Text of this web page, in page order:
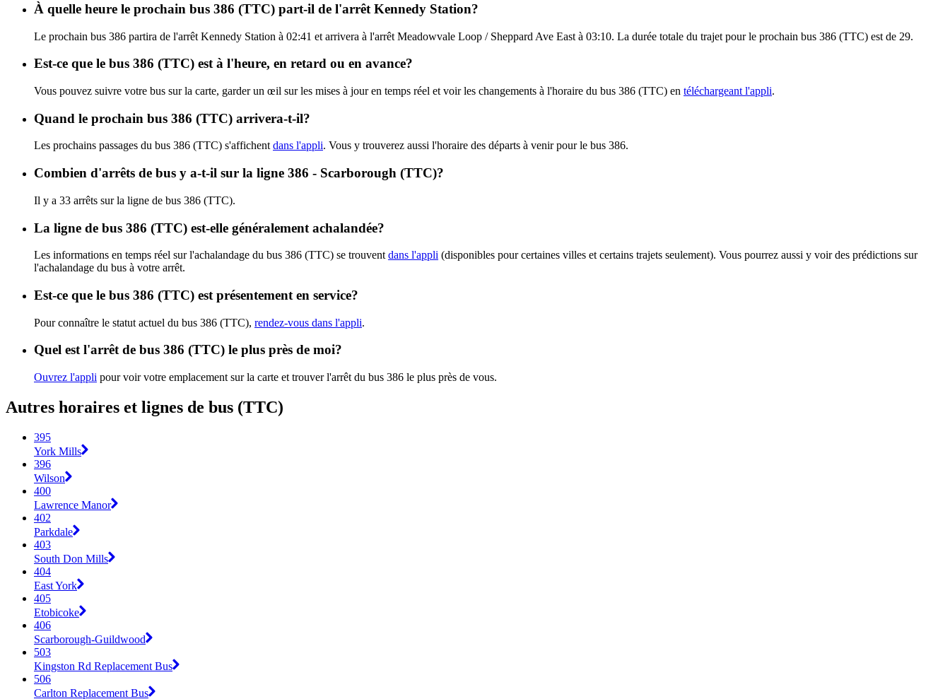
À quelle heure le prochain bus 386 (TTC) part-il de l'arrêt Kennedy Station?
Le prochain bus 386 partira de l'arrêt Kennedy Station à 02:41 et arrivera à l'arrêt Meadowvale Loop / Sheppard Ave East à 03:10. La durée totale du trajet pour le prochain bus 386 (TTC) est de 29.
Est-ce que le bus 386 (TTC) est à l'heure, en retard ou en avance?
Vous pouvez suivre votre bus sur la carte, garder un œil sur les mises à jour en temps réel et voir les changements à l'horaire du bus 386 (TTC) en téléchargeant l'appli.
Quand le prochain bus 386 (TTC) arrivera-t-il?
Les prochains passages du bus 386 (TTC) s'affichent dans l'appli. Vous y trouverez aussi l'horaire des départs à venir pour le bus 386.
Combien d'arrêts de bus y a-t-il sur la ligne 386 - Scarborough (TTC)?
Il y a 33 arrêts sur la ligne de bus 386 (TTC).
La ligne de bus 386 (TTC) est-elle généralement achalandée?
Les informations en temps réel sur l'achalandage du bus 386 (TTC) se trouvent dans l'appli (disponibles pour certaines villes et certains trajets seulement). Vous pourrez aussi y voir des prédictions sur
l'achalandage du bus à votre arrêt.
Est-ce que le bus 386 (TTC) est présentement en service?
Pour connaître le statut actuel du bus 386 (TTC), rendez-vous dans l'appli.
Quel est l'arrêt de bus 386 (TTC) le plus près de moi?
Ouvrez l'appli pour voir votre emplacement sur la carte et trouver l'arrêt du bus 386 le plus près de vous.
Autres horaires et lignes de bus (TTC)
395
York Mills
396
Wilson
400
Lawrence Manor
402
Parkdale
403
South Don Mills
404
East York
405
Etobicoke
406
Scarborough-Guildwood
503
Kingston Rd Replacement Bus
506
Carlton Replacement Bus